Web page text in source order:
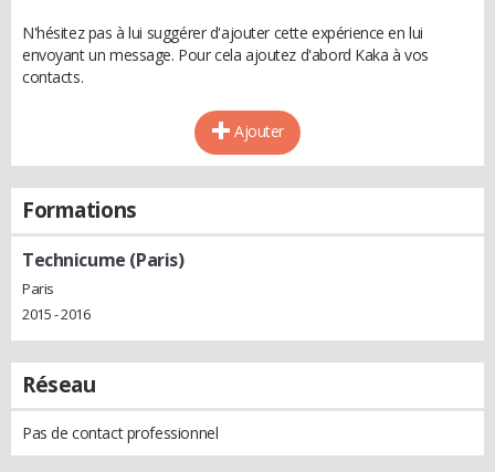
N'hésitez pas à lui suggérer d'ajouter cette expérience en lui
envoyant un message. Pour cela ajoutez d'abord Kaka à vos
contacts.
Ajouter
Formations
Technicume (Paris)
Paris
2015 - 2016
Réseau
Pas de contact professionnel